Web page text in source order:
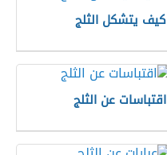
كيف يتشكل الثلج
اقتباسات عن الثلج